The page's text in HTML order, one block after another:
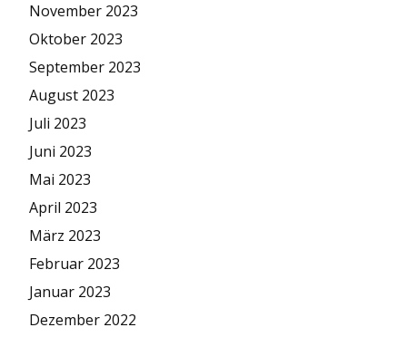
November 2023
Oktober 2023
September 2023
August 2023
Juli 2023
Juni 2023
Mai 2023
April 2023
März 2023
Februar 2023
Januar 2023
Dezember 2022